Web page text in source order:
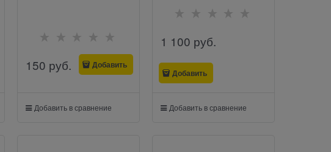
150 руб. Добавить
Добавить в сравнение
1 100 руб.
Добавить
Добавить в сравнение